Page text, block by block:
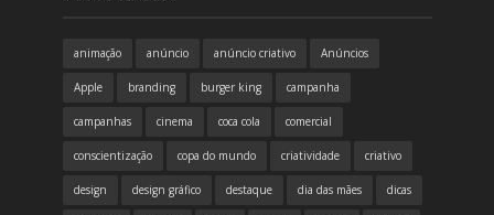
animação anúncio anúncio criativo Anúncios
Apple branding burger king campanha
campanhas cinema coca cola comercial
conscientização copa do mundo criatividade criativo
design design gráfico destaque dia das mães dicas